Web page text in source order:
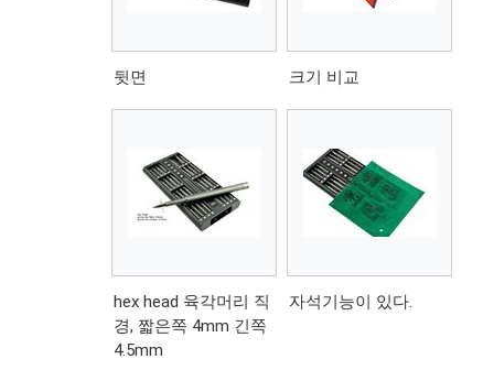
뒷면 크기 비교
hex head 육각머리 직
경, 짧은쪽 4mm 긴쪽
4.5mm
자석기능이 있다.